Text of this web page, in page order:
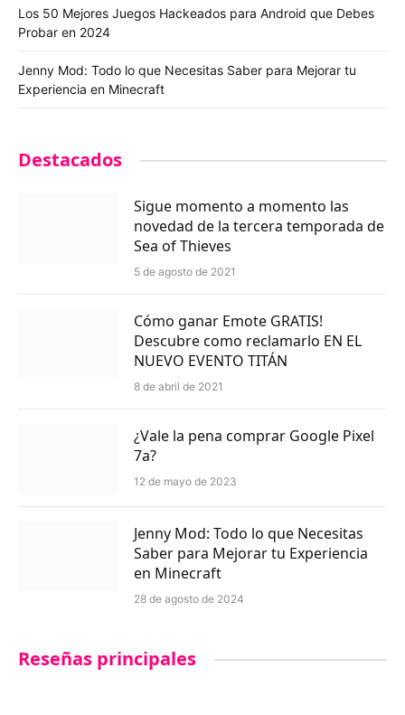
Los 50 Mejores Juegos Hackeados para Android que Debes
Probar en 2024
Jenny Mod: Todo lo que Necesitas Saber para Mejorar tu
Experiencia en Minecraft
Destacados
Sigue momento a momento las
novedad de la tercera temporada de
Sea of Thieves
5 de agosto de 2021
Cómo ganar Emote GRATIS!
Descubre como reclamarlo EN EL
NUEVO EVENTO TITÁN
8 de abril de 2021
¿Vale la pena comprar Google Pixel
7a?
12 de mayo de 2023
Jenny Mod: Todo lo que Necesitas
Saber para Mejorar tu Experiencia
en Minecraft
28 de agosto de 2024
Reseñas principales